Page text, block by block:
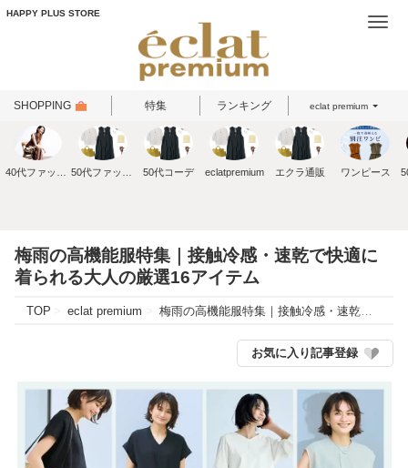
HAPPY PLUS STORE
SHOPPING 特集 ランキング eclat premium
50代コーデ eclatpremium エクラ通販 ワンピース
梅雨の高機能服特集｜接触冷感・速乾で快適に
着られる大人の厳選16アイテム
TOP eclat premium 梅雨の高機能服特集｜接触冷感・速乾で快適に着られる大人の厳選16アイテム
お気に入り記事登録